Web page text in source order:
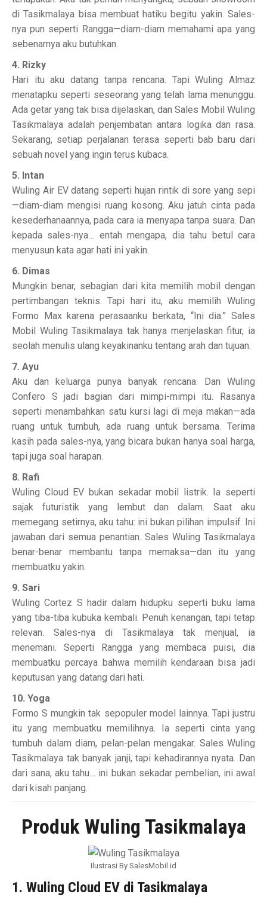
di Tasikmalaya bisa membuat hatiku begitu yakin. Sales-
nya pun seperti Rangga—diam-diam memahami apa yang
sebenarnya aku butuhkan.
4. Rizky
Hari itu aku datang tanpa rencana. Tapi Wuling Almaz
menatapku seperti seseorang yang telah lama menunggu.
Ada getar yang tak bisa dijelaskan, dan Sales Mobil Wuling
Tasikmalaya adalah penjembatan antara logika dan rasa.
Sekarang, setiap perjalanan terasa seperti bab baru dari
sebuah novel yang ingin terus kubaca.
5. Intan
Wuling Air EV datang seperti hujan rintik di sore yang sepi
—diam-diam mengisi ruang kosong. Aku jatuh cinta pada
kesederhanaannya, pada cara ia menyapa tanpa suara. Dan
kepada sales-nya… entah mengapa, dia tahu betul cara
menyusun kata agar hati ini yakin.
6. Dimas
Mungkin benar, sebagian dari kita memilih mobil dengan
pertimbangan teknis. Tapi hari itu, aku memilih Wuling
Formo Max karena perasaanku berkata, “Ini dia.” Sales
Mobil Wuling Tasikmalaya tak hanya menjelaskan fitur, ia
seolah menulis ulang keyakinanku tentang arah dan tujuan.
7. Ayu
Aku dan keluarga punya banyak rencana. Dan Wuling
Confero S jadi bagian dari mimpi-mimpi itu. Rasanya
seperti menambahkan satu kursi lagi di meja makan—ada
ruang untuk tumbuh, ada ruang untuk bersama. Terima
kasih pada sales-nya, yang bicara bukan hanya soal harga,
tapi juga soal harapan.
8. Rafi
Wuling Cloud EV bukan sekadar mobil listrik. Ia seperti
sajak futuristik yang lembut dan dalam. Saat aku
memegang setirnya, aku tahu: ini bukan pilihan impulsif. Ini
jawaban dari semua penantian. Sales Wuling Tasikmalaya
benar-benar membantu tanpa memaksa—dan itu yang
membuatku yakin.
9. Sari
Wuling Cortez S hadir dalam hidupku seperti buku lama
yang tiba-tiba kubuka kembali. Penuh kenangan, tapi tetap
relevan. Sales-nya di Tasikmalaya tak menjual, ia
menemani. Seperti Rangga yang membaca puisi, dia
membuatku percaya bahwa memilih kendaraan bisa jadi
keputusan yang datang dari hati.
10. Yoga
Formo S mungkin tak sepopuler model lainnya. Tapi justru
itu yang membuatku memilihnya. Ia seperti cinta yang
tumbuh dalam diam, pelan-pelan mengakar. Sales Wuling
Tasikmalaya tak banyak janji, tapi kehadirannya nyata. Dan
dari sana, aku tahu… ini bukan sekadar pembelian, ini awal
dari kisah panjang.
Produk Wuling Tasikmalaya
Ilustrasi By SalesMobil.id
1. Wuling Cloud EV di Tasikmalaya